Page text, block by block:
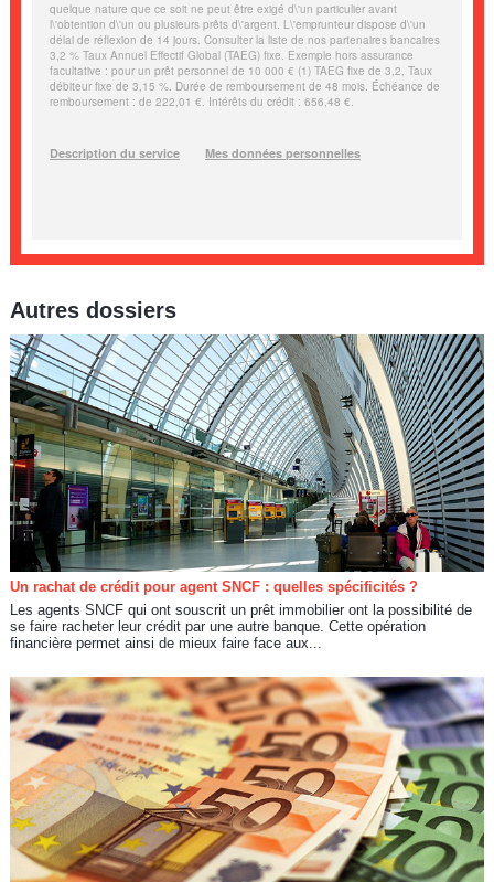
Autres dossiers
Un rachat de crédit pour agent SNCF : quelles spécificités ?
Les agents SNCF qui ont souscrit un prêt immobilier ont la possibilité de
se faire racheter leur crédit par une autre banque. Cette opération
financière permet ainsi de mieux faire face aux...